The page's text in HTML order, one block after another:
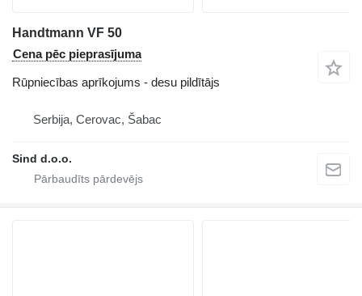
Handtmann VF 50
Cena pēc pieprasījuma
Rūpniecības aprīkojums - desu pildītājs
Serbija, Cerovac, Šabac
Sind d.o.o.